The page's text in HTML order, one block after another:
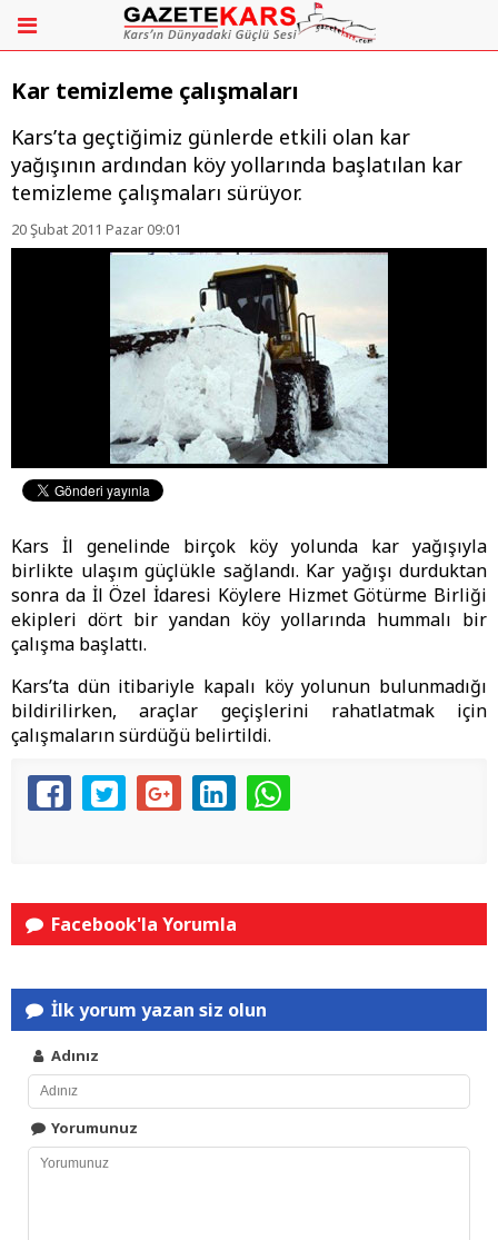
Kar temizleme çalışmaları
Kars’ta geçtiğimiz günlerde etkili olan kar
yağışının ardından köy yollarında başlatılan kar
temizleme çalışmaları sürüyor.
20 Şubat 2011 Pazar 09:01
Kars İl genelinde birçok köy yolunda kar yağışıyla
birlikte ulaşım güçlükle sağlandı. Kar yağışı durduktan
sonra da İl Özel İdaresi Köylere Hizmet Götürme Birliği
ekipleri dört bir yandan köy yollarında hummalı bir
çalışma başlattı.
Kars’ta dün itibariyle kapalı köy yolunun bulunmadığı
bildirilirken, araçlar geçişlerini rahatlatmak için
çalışmaların sürdüğü belirtildi.
Facebook'la Yorumla
İlk yorum yazan siz olun
Adınız
Yorumunuz